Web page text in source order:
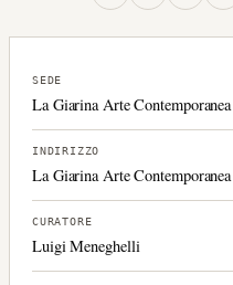
SEDE
La Giarina Arte Contemporanea
INDIRIZZO
La Giarina Arte Contemporanea
CURATORE
Luigi Meneghelli